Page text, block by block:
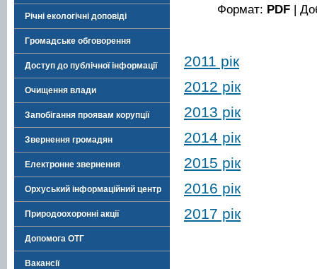
Річні екологічні доповіді
Громадське обговорення
Доступ до публічної інформації
Очищення влади
Запобігання проявам корупції
Звернення громадян
Електронне звернення
Орхуський інформаційний центр
Природоохоронні акції
Допомога ОТГ
Вакансії
Формат: PDF |
2011 рік
2012 рік
2013 рік
2014 рік
2015 рік
2016 рік
2017 рік